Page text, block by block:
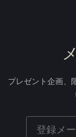
プレゼント企画、